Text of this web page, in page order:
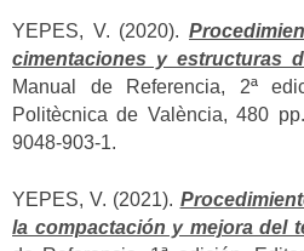
YEPES, V. (2020).
cimentaciones y estructuras
Manual de Referencia, 2ª
Politècnica de València, 480
9048-903-1.
YEPES, V. (2021).
la compactación y mejora del